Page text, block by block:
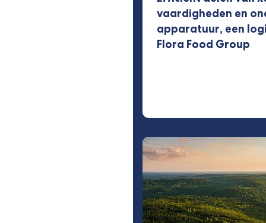
vaardigheden en
apparatuur, een
Flora Food Group